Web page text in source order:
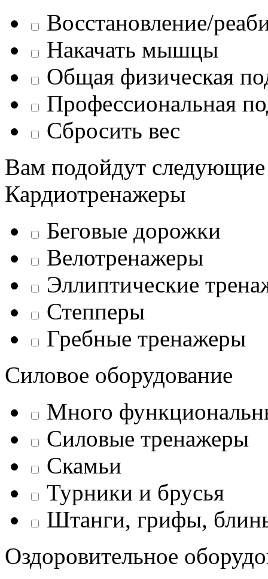
Восстановление/
Накачать мышцы
Общая физическая
Профессиональная
Сбросить вес
Вам подойдут
Кардиотренажеры
Беговые дорожки
Велотренажеры
Эллиптические
Степперы
Гребные тренажеры
Силовое оборудование
Много
Силовые тренажеры
Скамьи
Турники и брусья
Штанги, грифы,
Оздоровительное